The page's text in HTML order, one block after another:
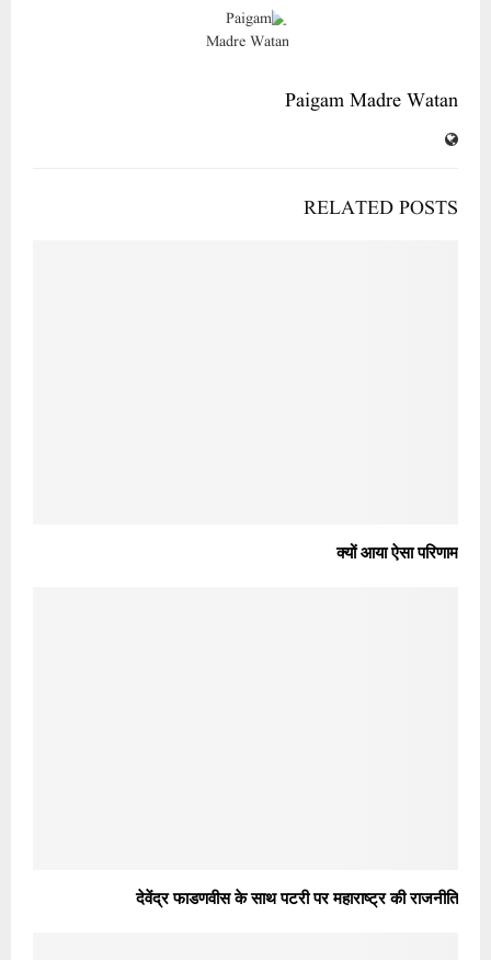
Paigam Madre Watan
RELATED POSTS
क्यों आया ऐसा परिणाम
देवेंद्र फाडणवीस के साथ पटरी पर महाराष्ट्र की राजनीति